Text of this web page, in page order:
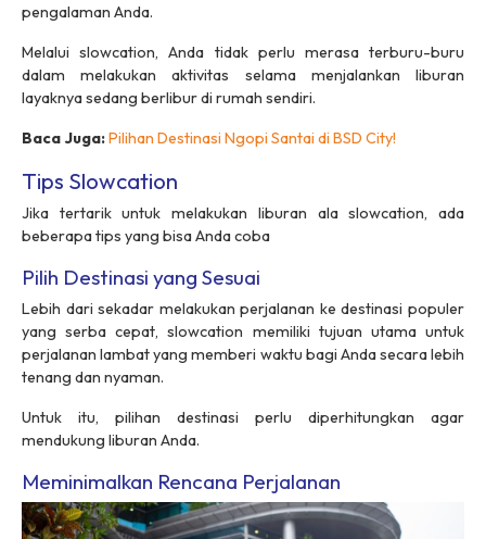
pengalaman Anda.
Melaluislowcation, Anda tidak perlu merasa terburu-buru
dalam melakukan aktivitas selama menjalankan liburan
layaknya sedang berlibur di rumah sendiri.
Baca Juga:Pilihan Destinasi Ngopi Santai di BSD City!
Tips Slowcation
Jika tertarik untuk melakukan liburan alaslowcation, ada
beberapa tips yang bisa Anda coba
Pilih Destinasi yang Sesuai
Lebih dari sekadar melakukan perjalanan ke destinasi populer
yang serba cepat,slowcation memiliki tujuan utama untuk
perjalanan lambat yang memberi waktu bagi Anda secara lebih
tenang dan nyaman.
Untuk itu, pilihan destinasi perlu diperhitungkan agar
mendukung liburan Anda.
Meminimalkan Rencana Perjalanan